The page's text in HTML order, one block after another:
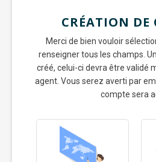
CRÉATION DE
Merci de bien vouloir
renseigner tous les champs.
créé, celui-ci devra être validé
agent. Vous serez averti par
compte sera